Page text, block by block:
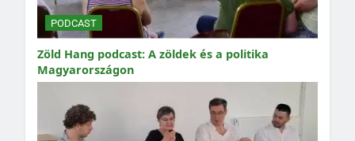
PODCAST
Zöld Hang podcast: A zöldek és a politika
Magyarországon